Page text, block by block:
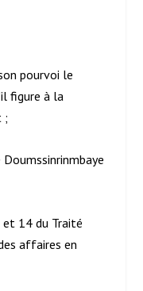
pourvoi le
figure à la
;
et 14 du Traité
affaires en